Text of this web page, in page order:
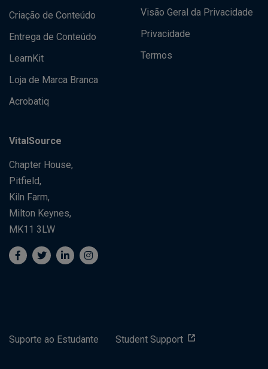
Criação de Conteúdo
Entrega de Conteúdo
LearnKit
Loja de Marca Branca
Acrobatiq
Visão Geral da Privacidade
Privacidade
Termos
VitalSource
Chapter House,
Pitfield,
Kiln Farm,
Milton Keynes,
MK11 3LW
Suporte ao Estudante Student Support